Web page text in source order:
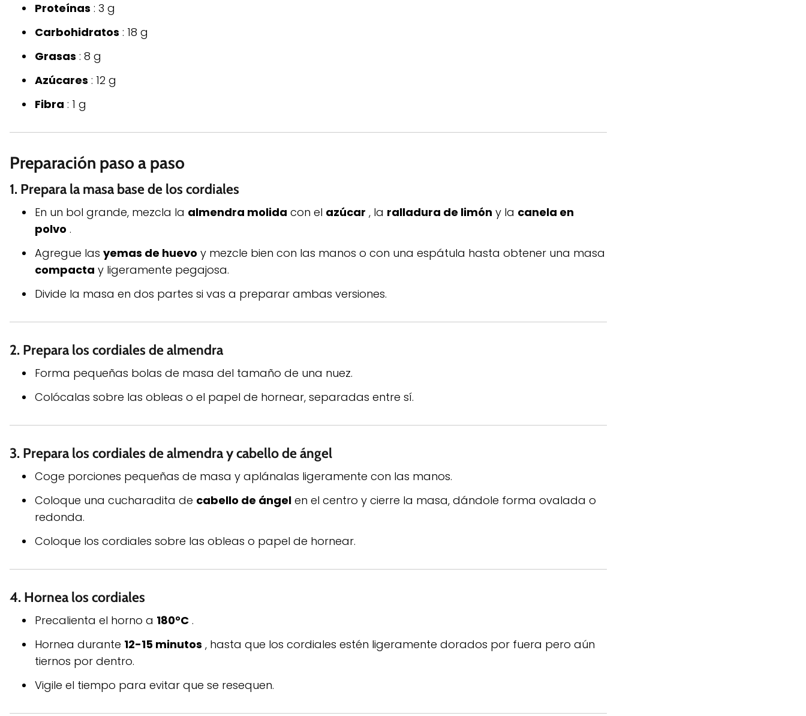
Proteínas : 3 g
Carbohidratos : 18 g
Grasas : 8 g
Azúcares : 12 g
Fibra : 1 g
Preparación paso a paso
1. Prepara la masa base de los cordiales
En un bol grande, mezcla la almendra molida con el azúcar , la ralladura de limón y la canela en
polvo .
Agregue las yemas de huevo y mezcle bien con las manos o con una espátula hasta obtener una masa
compacta y ligeramente pegajosa.
Divide la masa en dos partes si vas a preparar ambas versiones.
2. Prepara los cordiales de almendra
Forma pequeñas bolas de masa del tamaño de una nuez.
Colócalas sobre las obleas o el papel de hornear, separadas entre sí.
3. Prepara los cordiales de almendra y cabello de ángel
Coge porciones pequeñas de masa y aplánalas ligeramente con las manos.
Coloque una cucharadita de cabello de ángel en el centro y cierre la masa, dándole forma ovalada o
redonda.
Coloque los cordiales sobre las obleas o papel de hornear.
4. Hornea los cordiales
Precalienta el horno a 180°C .
Hornea durante 12-15 minutos , hasta que los cordiales estén ligeramente dorados por fuera pero aún
tiernos por dentro.
Vigile el tiempo para evitar que se resequen.